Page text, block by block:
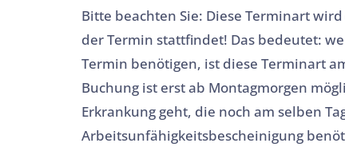
Bitte beachten Sie: Diese Terminart
der Termin stattfindet! Das bedeutet:
Termin benötigen, ist diese Terminart
Buchung ist erst ab Montagmorgen
Erkrankung geht, die noch am selben
Arbeitsunfähigkeitsbescheinigung